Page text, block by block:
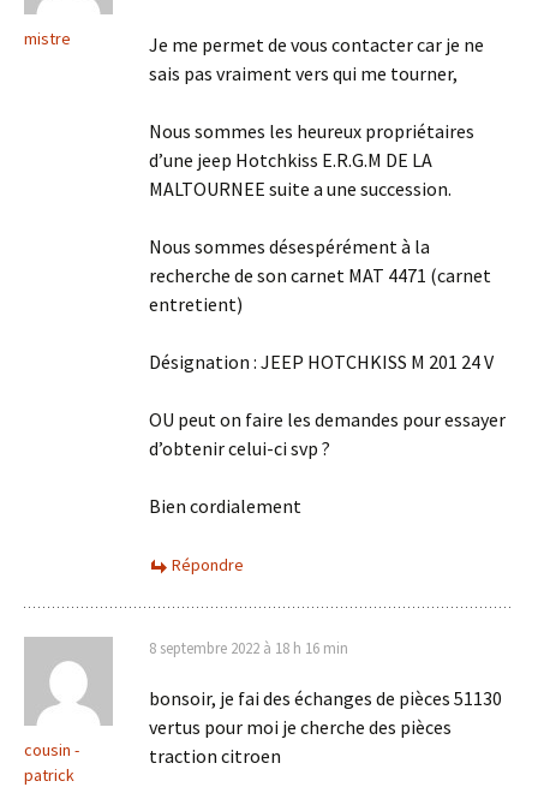
mistre
Je me permet de vous contacter car je ne
sais pas vraiment vers qui me tourner,
Nous sommes les heureux propriétaires
d’une jeep Hotchkiss E.R.G.M DE LA
MALTOURNEE suite a une succession.
Nous sommes désespérément à la
recherche de son carnet MAT 4471 (carnet
entretient)
Désignation : JEEP HOTCHKISS M 201 24 V
OU peut on faire les demandes pour essayer
d’obtenir celui-ci svp ?
Bien cordialement
Répondre
cousin -
patrick
8 septembre 2022 à 18 h 16 min
bonsoir, je fai des échanges de pièces 51130
vertus pour moi je cherche des pièces
traction citroen